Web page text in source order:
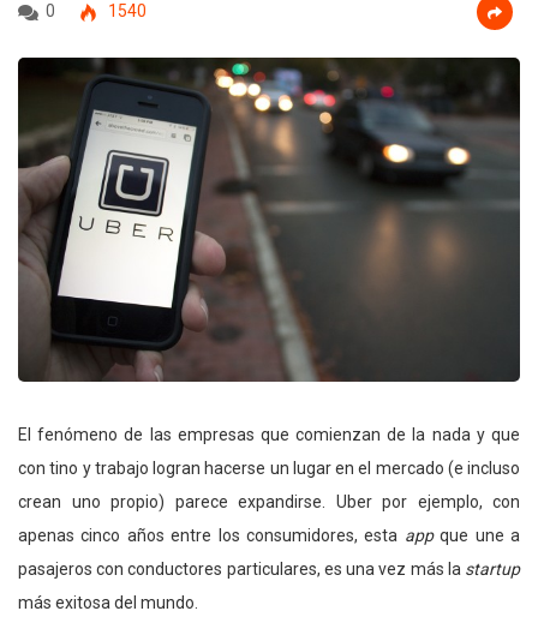
0
1540
El fenómeno de las empresas que comienzan de la nada y que
con tino y trabajo logran hacerse un lugar en el mercado (e incluso
crean uno propio) parece expandirse. Uber por ejemplo, con
apenas cinco años entre los consumidores, esta appque une a
pasajeros con conductores particulares, es una vez más la startup
más exitosa del mundo.